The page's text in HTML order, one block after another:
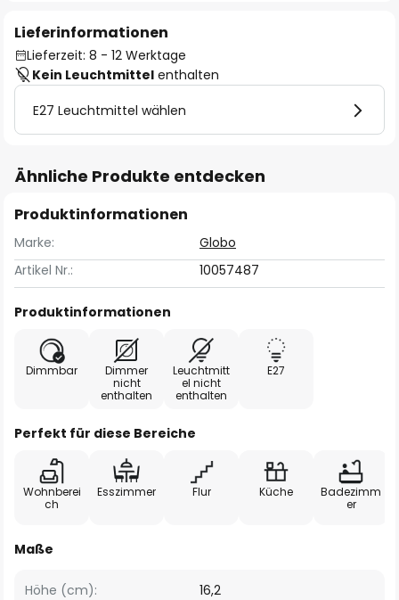
Lieferinformationen
Lieferzeit: 8 - 12 Werktage
Kein Leuchtmittel enthalten
E27 Leuchtmittel wählen
Ähnliche Produkte entdecken
Produktinformationen
Marke:
Globo
Artikel Nr.:
10057487
Produktinformationen
Dimmbar
Dimmer
nicht
enthalten
Leuchtmitt
el nicht
enthalten
E27
Perfekt für diese Bereiche
Wohnberei
ch
Esszimmer Flur Küche
Badezimm
er
Maße
Höhe (cm):
16,2